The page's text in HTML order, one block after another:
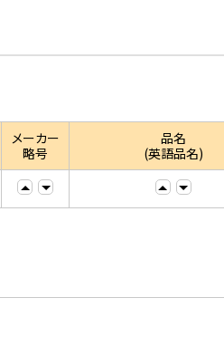
メーカー
略号
品名
(英語品名)